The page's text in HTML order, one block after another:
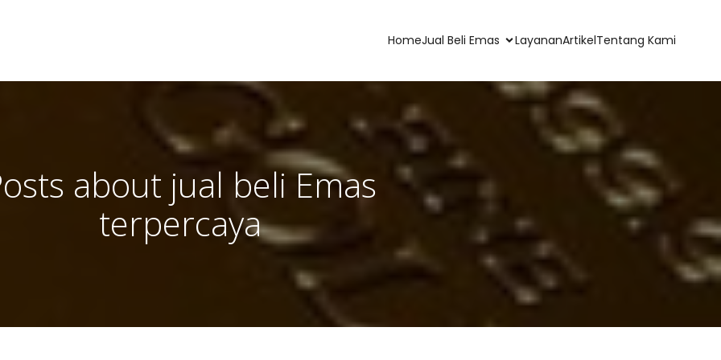
HomeJual Beli Emas LayananArtikelTentang Kami
about jual beli Emas
terpercaya